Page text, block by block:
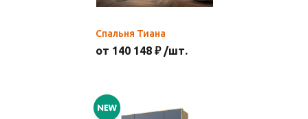
Спальня Тиана
от 140 148 ₽ /шт.